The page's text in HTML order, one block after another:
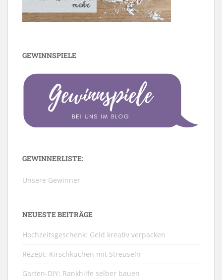
GEWINNSPIELE
GEWINNERLISTE:
Unsere Gewinner
NEUESTE BEITRÄGE
Hochzeitsgeschenk: Geld kreativ verpacken
Rezept: Kirschkuchen mit Streuseln
Garten-DIY: Rankhilfe selber bauen